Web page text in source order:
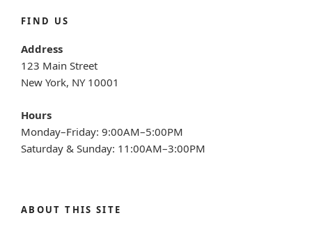
FIND US
Address
123 Main Street
New York, NY 10001
Hours
Monday–Friday: 9:00AM–5:00PM
Saturday & Sunday: 11:00AM–3:00PM
ABOUT THIS SITE